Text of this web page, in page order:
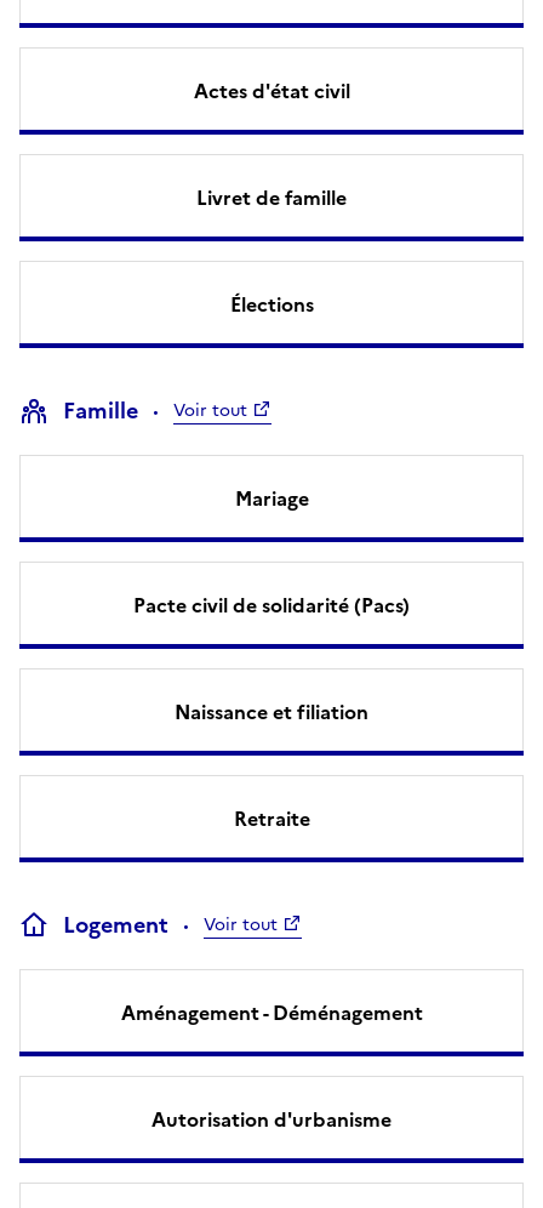
Actes d'état civil
Livret de famille
Élections
Famille Voir tout
Mariage
Pacte civil de solidarité (Pacs)
Naissance et filiation
Retraite
Logement Voir tout
Aménagement - Déménagement
Autorisation d'urbanisme